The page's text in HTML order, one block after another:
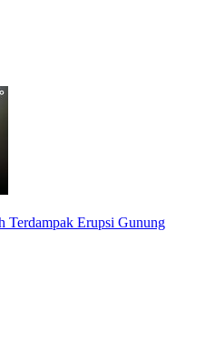
Terdampak Erupsi Gunung